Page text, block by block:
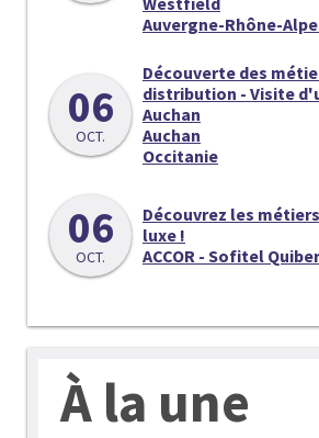
Auvergne-Rhône-
06
OCT.
Découverte des
distribution - Visite
Auchan
Auchan
Occitanie
06
OCT.
Découvrez les
luxe !
ACCOR - Sofitel
À la une